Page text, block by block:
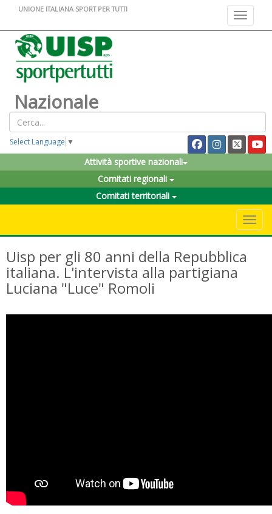
Toggle
UNIONE ITALIANA SPORT PER TUTTI
Nazionale
Select Language ▼
Attività sportive nazionali
Comitati regionali
Comitati territoriali
Uisp per gli 80 anni della Repubblica
italiana. L'intervista alla partigiana
Luciana "Luce" Romoli